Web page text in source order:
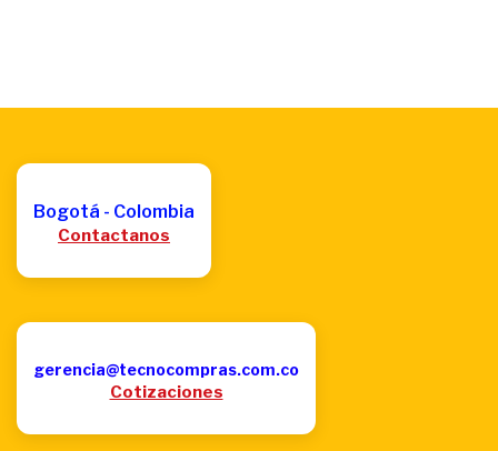
Bogotá - Colombia
Contactanos
gerencia@tecnocompras.com.co
Cotizaciones